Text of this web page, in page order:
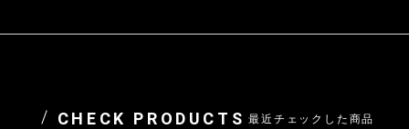
CHECK PRODUCTS 最近チェックした商品